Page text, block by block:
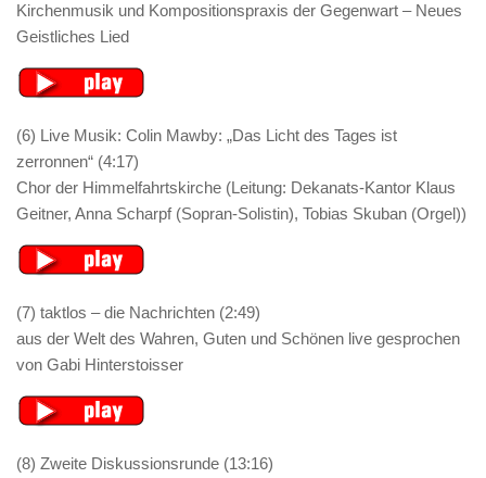
Kirchenmusik und Kompositionspraxis der Gegenwart – Neues
Geistliches Lied
(6) Live Musik: Colin Mawby: „Das Licht des Tages ist
zerronnen“ (4:17)
Chor der Himmelfahrtskirche (Leitung: Dekanats-Kantor Klaus
Geitner, Anna Scharpf (Sopran-Solistin), Tobias Skuban (Orgel))
(7) taktlos – die Nachrichten (2:49)
aus der Welt des Wahren, Guten und Schönen live gesprochen
von Gabi Hinterstoisser
(8) Zweite Diskussionsrunde (13:16)